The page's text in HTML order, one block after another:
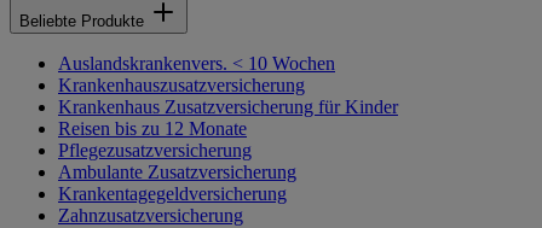
Beliebte Produkte
Auslandskrankenvers. < 10 Wochen
Krankenhauszusatzversicherung
Krankenhaus Zusatzversicherung für Kinder
Reisen bis zu 12 Monate
Pflegezusatzversicherung
Ambulante Zusatzversicherung
Krankentagegeldversicherung
Zahnzusatzversicherung